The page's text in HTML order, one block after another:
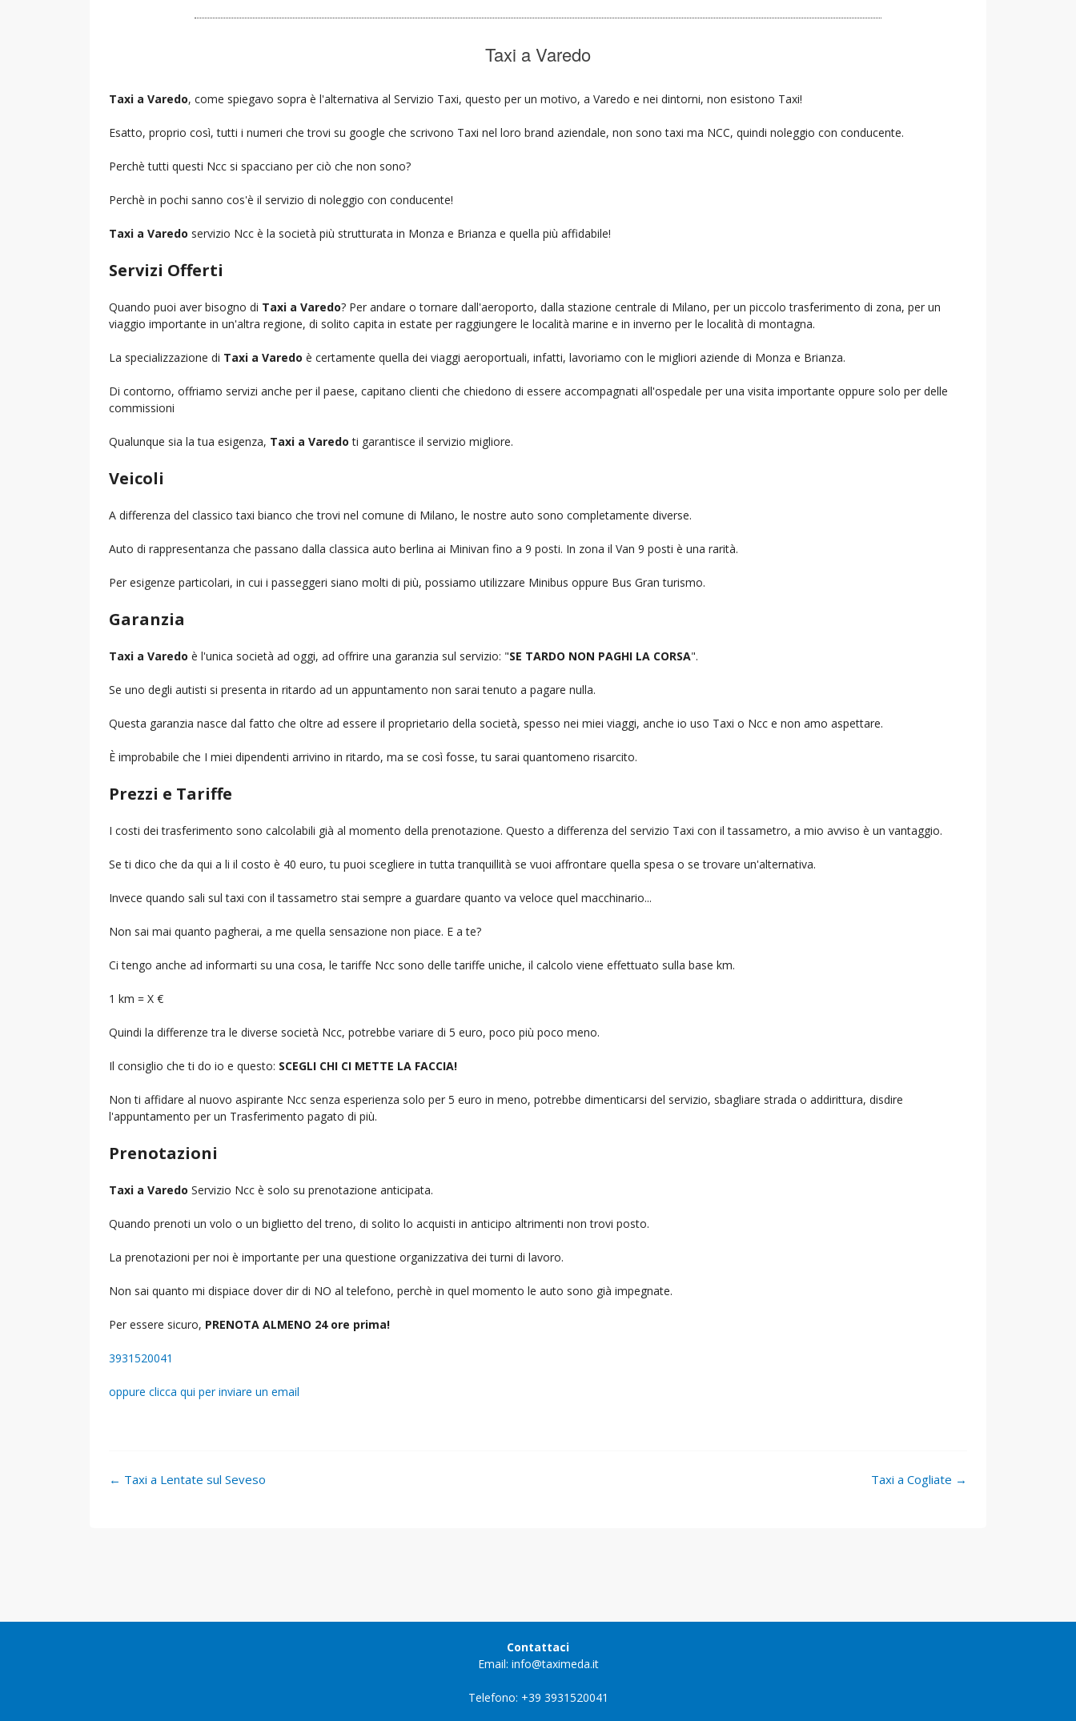
Taxi a Varedo
Taxi a Varedo, come spiegavo sopra è l'alternativa al Servizio Taxi, questo per un motivo, a Varedo e nei dintorni, non esistono Taxi!
Esatto, proprio così, tutti i numeri che trovi su google che scrivono Taxi nel loro brand aziendale, non sono taxi ma NCC, quindi noleggio con conducente.
Perchè tutti questi Ncc si spacciano per ciò che non sono?
Perchè in pochi sanno cos'è il servizio di noleggio con conducente!
Taxi a Varedo servizio Ncc è la società più strutturata in Monza e Brianza e quella più affidabile!
Servizi Offerti
Quando puoi aver bisogno di Taxi a Varedo? Per andare o tornare dall'aeroporto, dalla stazione centrale di Milano, per un piccolo trasferimento di zona, per un
viaggio importante in un'altra regione, di solito capita in estate per raggiungere le località marine e in inverno per le località di montagna.
La specializzazione di Taxi a Varedo è certamente quella dei viaggi aeroportuali, infatti, lavoriamo con le migliori aziende di Monza e Brianza.
Di contorno, offriamo servizi anche per il paese, capitano clienti che chiedono di essere accompagnati all'ospedale per una visita importante oppure solo per delle
commissioni
Qualunque sia la tua esigenza, Taxi a Varedo ti garantisce il servizio migliore.
Veicoli
A differenza del classico taxi bianco che trovi nel comune di Milano, le nostre auto sono completamente diverse.
Auto di rappresentanza che passano dalla classica auto berlina ai Minivan fino a 9 posti. In zona il Van 9 posti è una rarità.
Per esigenze particolari, in cui i passeggeri siano molti di più, possiamo utilizzare Minibus oppure Bus Gran turismo.
Garanzia
Taxi a Varedo è l'unica società ad oggi, ad offrire una garanzia sul servizio: "SE TARDO NON PAGHI LA CORSA".
Se uno degli autisti si presenta in ritardo ad un appuntamento non sarai tenuto a pagare nulla.
Questa garanzia nasce dal fatto che oltre ad essere il proprietario della società, spesso nei miei viaggi, anche io uso Taxi o Ncc e non amo aspettare.
È improbabile che I miei dipendenti arrivino in ritardo, ma se così fosse, tu sarai quantomeno risarcito.
Prezzi e Tariffe
I costi dei trasferimento sono calcolabili già al momento della prenotazione. Questo a differenza del servizio Taxi con il tassametro, a mio avviso è un vantaggio.
Se ti dico che da qui a li il costo è 40 euro, tu puoi scegliere in tutta tranquillità se vuoi affrontare quella spesa o se trovare un'alternativa.
Invece quando sali sul taxi con il tassametro stai sempre a guardare quanto va veloce quel macchinario...
Non sai mai quanto pagherai, a me quella sensazione non piace. E a te?
Ci tengo anche ad informarti su una cosa, le tariffe Ncc sono delle tariffe uniche, il calcolo viene effettuato sulla base km.
1 km = X €
Quindi la differenze tra le diverse società Ncc, potrebbe variare di 5 euro, poco più poco meno.
Il consiglio che ti do io e questo: SCEGLI CHI CI METTE LA FACCIA!
Non ti affidare al nuovo aspirante Ncc senza esperienza solo per 5 euro in meno, potrebbe dimenticarsi del servizio, sbagliare strada o addirittura, disdire
l'appuntamento per un Trasferimento pagato di più.
Prenotazioni
Taxi a Varedo Servizio Ncc è solo su prenotazione anticipata.
Quando prenoti un volo o un biglietto del treno, di solito lo acquisti in anticipo altrimenti non trovi posto.
La prenotazioni per noi è importante per una questione organizzativa dei turni di lavoro.
Non sai quanto mi dispiace dover dir di NO al telefono, perchè in quel momento le auto sono già impegnate.
Per essere sicuro, PRENOTA ALMENO 24 ore prima!
3931520041
oppure clicca qui per inviare un email
Navigazione
← Taxi a Lentate sul Seveso Taxi a Cogliate →
Contattaci
Email: info@taximeda.it
Telefono: +39 3931520041